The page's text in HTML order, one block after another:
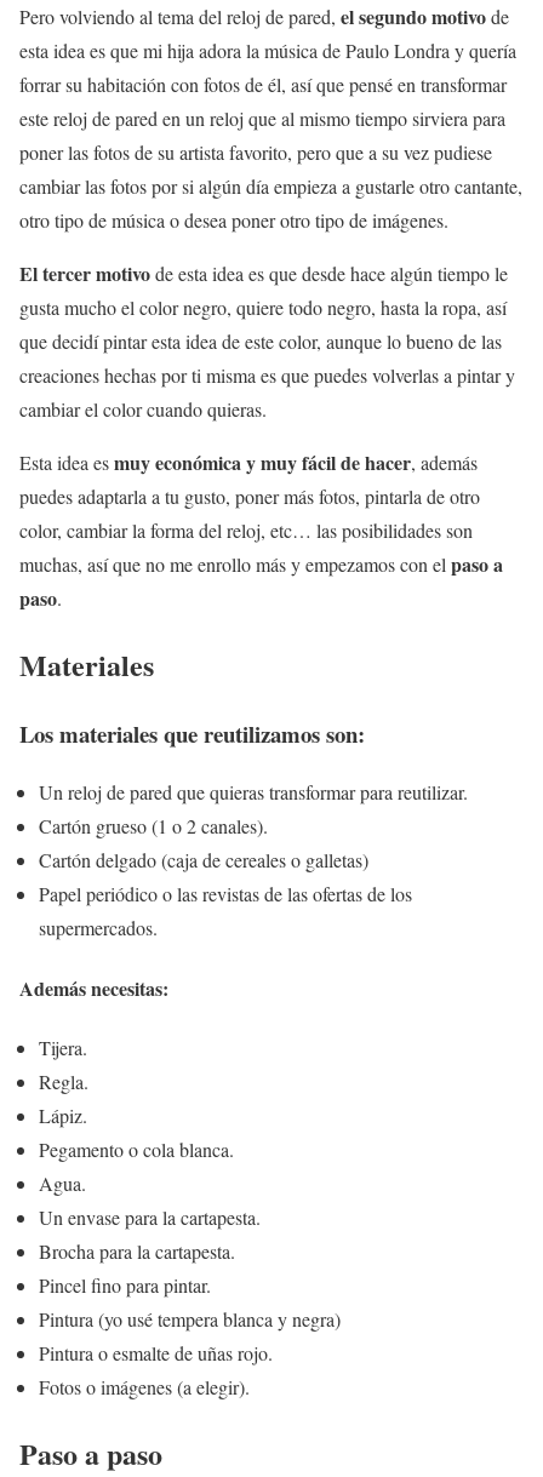
Pero volviendo al tema del reloj de pared, el segundo motivode
esta idea es que mi hija adora la música de Paulo Londra y quería
forrar su habitación con fotos de él, así que pensé en transformar
este reloj de pared en un reloj que al mismo tiempo sirviera para
poner las fotos de su artista favorito, pero que a su vez pudiese
cambiar las fotos por si algún día empieza a gustarle otro cantante,
otro tipo de música o desea poner otro tipo de imágenes.
El tercer motivode esta idea es que desde hace algún tiempo le
gusta mucho el color negro, quiere todo negro, hasta la ropa, así
que decidí pintar esta idea de este color, aunque lo bueno de las
creaciones hechas por ti misma es que puedes volverlas a pintar y
cambiar el color cuando quieras.
Esta idea esmuy económica y muy fácil de hacer, además
puedes adaptarla a tu gusto, poner más fotos, pintarla de otro
color, cambiar la forma del reloj, etc… las posibilidades son
muchas, así que no me enrollo más y empezamos con el paso a
paso.
Materiales
Los materiales que reutilizamos son:
Un reloj de pared que quieras transformar para reutilizar.
Cartón grueso (1 o 2 canales).
Cartón delgado (caja de cereales o galletas)
Papel periódico o las revistas de las ofertas de los
supermercados.
Además necesitas:
Tijera.
Regla.
Lápiz.
Pegamento o cola blanca.
Agua.
Un envase para la cartapesta.
Brocha para la cartapesta.
Pincel fino para pintar.
Pintura (yo usé tempera blanca y negra)
Pintura o esmalte de uñas rojo.
Fotos o imágenes (a elegir).
Paso a paso